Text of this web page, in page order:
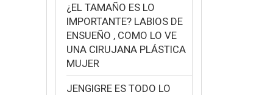
¿EL TAMAÑO ES LO
IMPORTANTE? LABIOS DE
ENSUEÑO , COMO LO VE
UNA CIRUJANA PLÁSTICA
MUJER
JENGIGRE ES TODO LO